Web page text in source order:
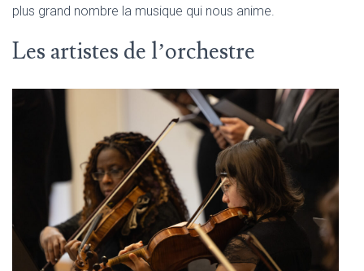
plus grand nombre la musique qui nous anime.
Les artistes de l’orchestre